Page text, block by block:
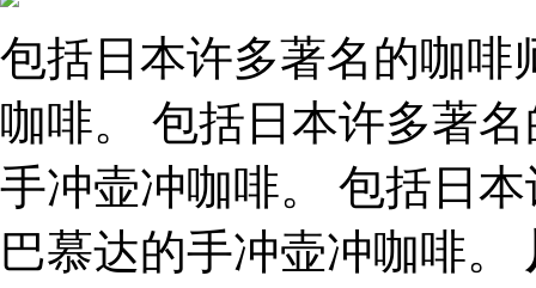
包括日本许多著名的咖啡
咖啡。 包括日本许多著
手冲壶冲咖啡。 包括日
巴慕达的手冲壶冲咖啡。